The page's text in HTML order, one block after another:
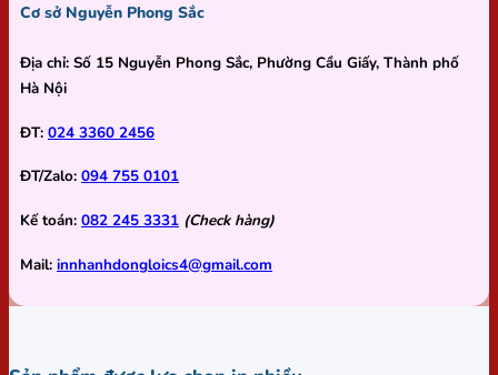
Cơ sở Nguyễn Phong Sắc
Địa chỉ: Số 15 Nguyễn Phong Sắc, Phường Cầu Giấy, Thành phố
Hà Nội
ĐT: 024 3360 2456
ĐT/Zalo: 094 755 0101
Kế toán: 082 245 3331 (Check hàng)
Mail: innhanhdongloics4@gmail.com